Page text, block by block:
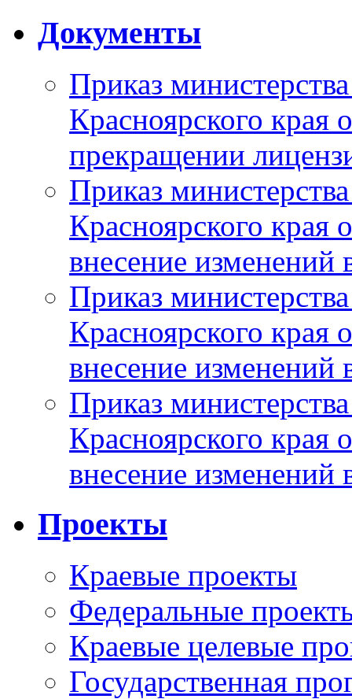
Документы
Приказ
Красноярского
прекращении
Приказ
Красноярского
внесение изменений
Приказ
Красноярского
внесение изменений
Приказ
Красноярского
внесение изменений
Проекты
Краевые проекты
Федеральные
Краевые целевые
Государственная